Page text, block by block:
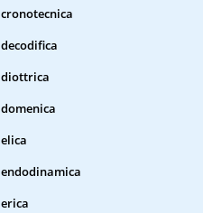
cronotecnica
decodifica
diottrica
domenica
elica
endodinamica
erica